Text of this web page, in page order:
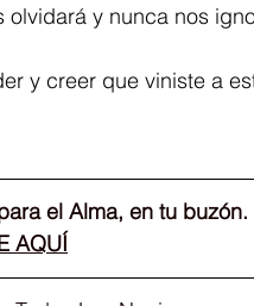
y nunca nos
y creer que viniste a
el Alma, en tu buzón.
AQUÍ